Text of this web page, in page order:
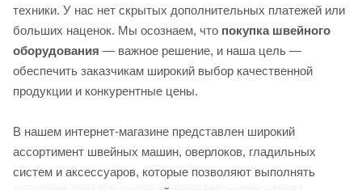
техники. У нас нет скрытых дополнительных платежей или
больших наценок. Мы осознаем, что покупка швейного
оборудования — важное решение, и наша цель —
обеспечить заказчикам широкий выбор качественной
продукции и конкурентные цены.
В нашем интернет-магазине представлен широкий
ассортимент швейных машин, оверлоков, гладильных
систем и аксессуаров, которые позволяют выполнять